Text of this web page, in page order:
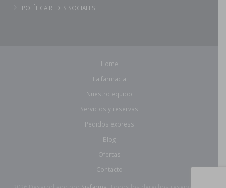
POLÍTICA REDES SOCIALES
Home
La farmacia
Nuestro equipo
Servicios y reservas
Pedidos express
Blog
Ofertas
Contacto